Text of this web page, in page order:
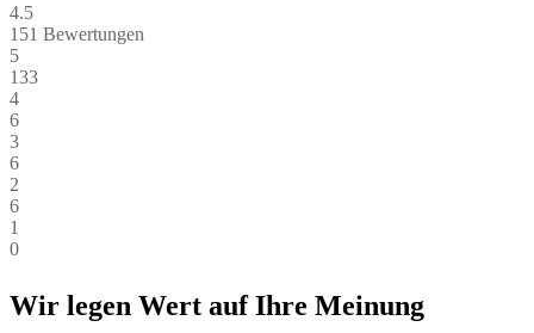
4.5
151 Bewertungen
5
133
4
6
3
6
2
6
1
0
Wir legen Wert auf Ihre Meinung